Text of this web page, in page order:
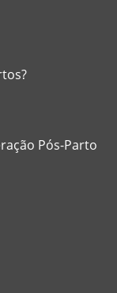
Pós-Parto